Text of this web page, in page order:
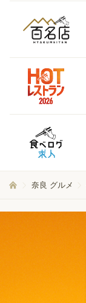
奈良 グルメ